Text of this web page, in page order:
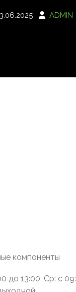
ADMIN
компоненты
до 13:00, Ср: с